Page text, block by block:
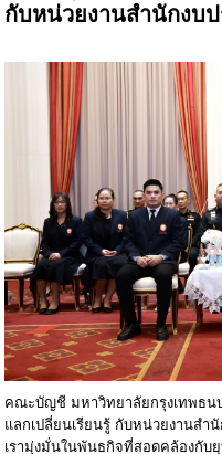
กับหน่วยงานสำนักงบ
คณะบัญชี มหาวิทยาลัยกรุงเทพธน
แลกเปลี่ยนเรียนรู้ กับหน่วยงานส
เรามุ่งมั่นในพันธกิจที่สอดคล้องกับ